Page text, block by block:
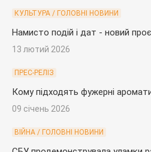
КУЛЬТУРА / ГОЛОВНІ НОВИНИ
Намисто подій і дат - новий
13 лютий 2026
ПРЕС-РЕЛІЗ
Кому підходять фужерні
09 січень 2026
ВІЙНА / ГОЛОВНІ НОВИНИ